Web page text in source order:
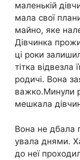
маленькій
мала свої
майно, яке
Дівчинка
ці роки
тітка
родичі. Вона
важко.Минули
мешкала
Вона не дбала
увала днями.
до неї